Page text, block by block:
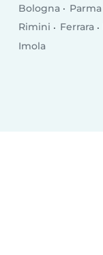
Bologna Parma
Rimini
Ferrara
Imola